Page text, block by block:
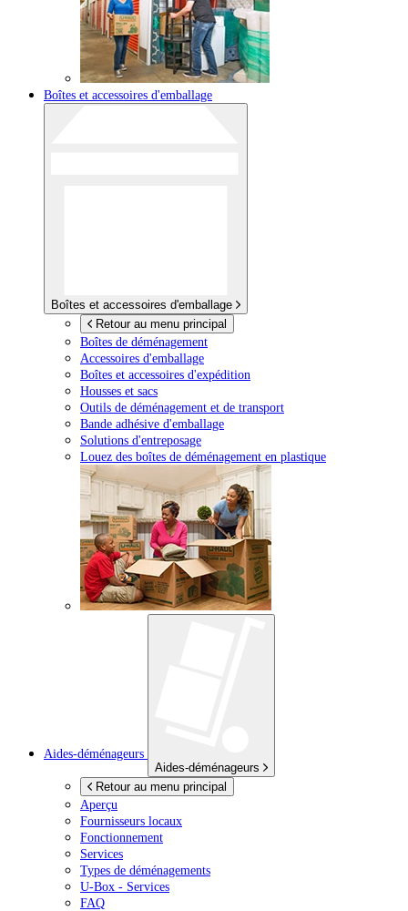
Boîtes et accessoires d'emballage
Boîtes et accessoires d'emballage
Retour au menu principal
Boîtes de déménagement
Accessoires d'emballage
Boîtes et accessoires d'expédition
Housses et sacs
Outils de déménagement et de transport
Bande adhésive d'emballage
Solutions d'entreposage
Louez des boîtes de déménagement en plastique
Aides-déménageurs
Aides-déménageurs
Retour au menu principal
Aperçu
Fournisseurs locaux
Fonctionnement
Services
Types de déménagements
U-Box - Services
FAQ